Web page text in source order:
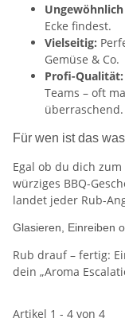
Ecke findest.
Vielseitig:
Gemüse & Co.
Profi-Qualität:
Teams – oft
überraschend.
Für wen ist das
Egal ob du dich
würziges BBQ-
landet jeder Rub-
Glasieren, Einreiben
Rub drauf – fertig:
dein „Aroma
Artikel 1 - 4 von 4